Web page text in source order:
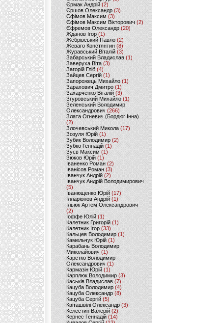
Єрмак Андрій (2)
Єршов Олександр (3)
Єфімов Максим (3)
Єфімов Максим Вікторович (2)
Єфремов Олександр (20)
Жданов Ігор (1)
Жебрівський Павло (2)
Жеваго Констянтин (8)
Журавський Віталій (3)
Забарський Владислав (1)
Заверуха Віта (3)
Загорій Гліб (4)
Зайцев Сергій(1)
Запорожець Михайло (1)
Зарахович Дмитро (1)
Захарченко Віталій (3)
Згуровський Михайло (1)
Зеленський Володимир
Олександрович (266)
Злата Огневич (Бордюг Інна)
(2)
Злочевський Микола(17)
Зозуля Юрій (1)
Зубик Володимир (2)
Зубко Геннадій (1)
Зуєв Максим(1)
Зюков Юрій (1)
Іваненко Роман (2)
Іванісов Роман (3)
Іванчук Андрій(2)
Іванчук Андрій Володимирович
(5)
Іванющенко Юрій (17)
Ілларіонов Андрій (1)
Ільюк Артем Олександрович
(2)
Іоффе Юлій (1)
Калетник Григорій(1)
Калетник Ігор (33)
Кальцев Володимир(1)
Камельчук Юрій (1)
Карабань Володимир
Миколайович (1)
Каретко Володимир
Олександрович (1)
Кармазін Юрій(1)
Карплюк Володимир(3)
Каськів Владислав (7)
Кацуба Володимир (4)
Кацуба Олександр (8)
Кацуба Сергій (5)
Квіташвілі Олександр(3)
Келестин Валерій(2)
Кернес Геннадій (14)